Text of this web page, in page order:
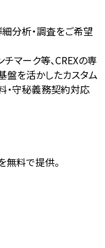
分析・調査をご希望
マーク等、CREXの専
盤を活かしたカスタム
・守秘義務契約対応
無料で提供。